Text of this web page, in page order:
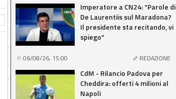
Imperatore a CN24: "Parole di
De Laurentiis sul Maradona?
Il presidente sta recitando, vi
spiego"
06/08/26, 15:00 REDAZIONE
CdM - Rilancio Padova per
Cheddira: offerti 4 milioni al
Napoli